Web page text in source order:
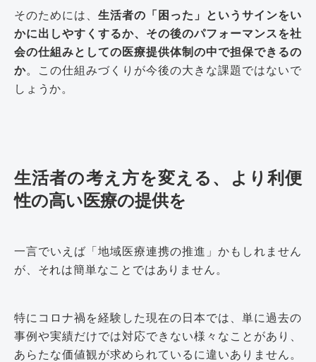
そのためには、生活者の「困った」というサインをい
かに出しやすくするか、その後のパフォーマンスを社
会の仕組みとしての医療提供体制の中で担保できるの
か。この仕組みづくりが今後の大きな課題ではないで
しょうか。
生活者の考え方を変える、より利便
性の高い医療の提供を
一言でいえば「地域医療連携の推進」かもしれません
が、それは簡単なことではありません。
特にコロナ禍を経験した現在の日本では、単に過去の
事例や実績だけでは対応できない様々なことがあり、
あらたな価値観が求められているに違いありません。